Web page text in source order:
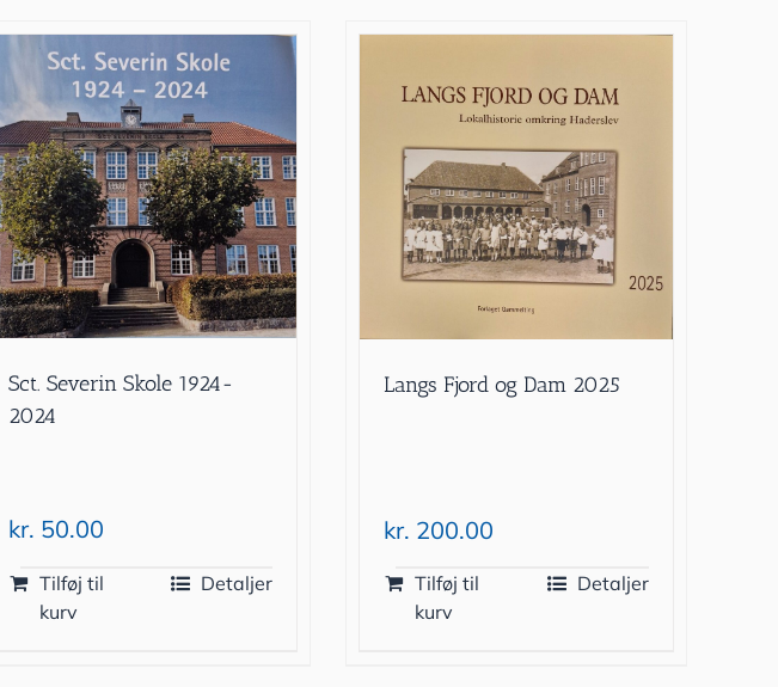
Sct. Severin Skole 1924-
2024
kr. 50.00
Tilføj til
kurv
Detaljer
Langs Fjord og Dam 2025
kr. 200.00
Tilføj til
kurv
Detaljer